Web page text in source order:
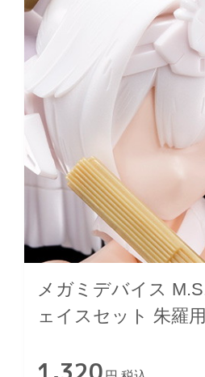
メガミデバイス
ェイスセット 朱羅